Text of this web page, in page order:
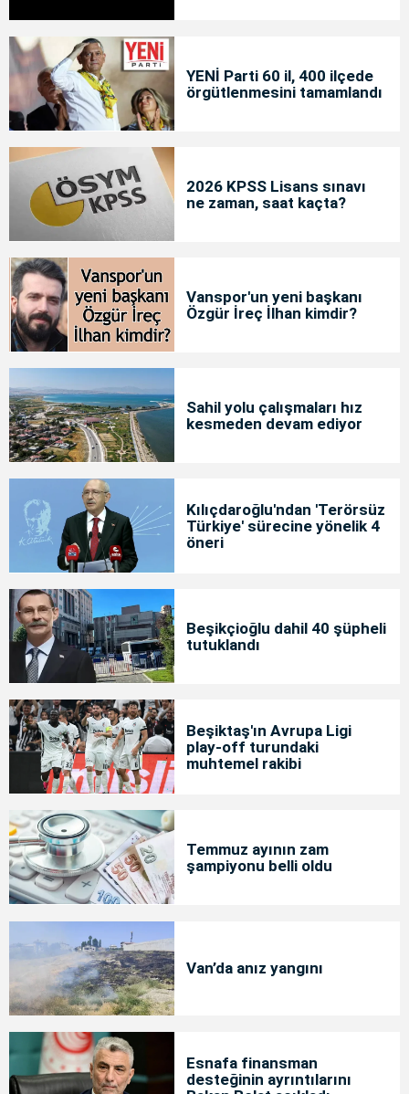
YENİ Parti 60 il, 400 ilçede
örgütlenmesini tamamlandı
2026 KPSS Lisans sınavı
ne zaman, saat kaçta?
Vanspor'un yeni başkanı
Özgür İreç İlhan kimdir?
Sahil yolu çalışmaları hız
kesmeden devam ediyor
Kılıçdaroğlu'ndan 'Terörsüz
Türkiye' sürecine yönelik 4
öneri
Beşikçioğlu dahil 40 şüpheli
tutuklandı
Beşiktaş'ın Avrupa Ligi
play-off turundaki
muhtemel rakibi
Temmuz ayının zam
şampiyonu belli oldu
Van’da anız yangını
Esnafa finansman
desteğinin ayrıntılarını